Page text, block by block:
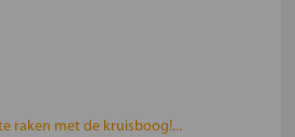
raken met de kruisboog!...